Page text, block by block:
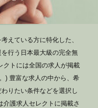
えている方に特化した、
行う日本最大級の完全無
クトには全国の求人が掲載
) 豊富な求人の中から、希
りたい条件などを選択し
護求人セレクトに掲載さ